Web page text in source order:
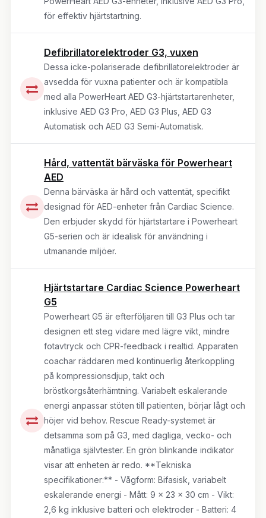
för effektiv hjärtstartning.
Defibrillatorelektroder G3, vuxen
Dessa icke-polariserade defibrillatorelektroder är
avsedda för vuxna patienter och är kompatibla
med alla PowerHeart AED G3-hjärtstartarenheter,
inklusive AED G3 Pro, AED G3 Plus, AED G3
Automatisk och AED G3 Semi-Automatisk.
Hård, vattentät bärväska för Powerheart
AED
Denna bärväska är hård och vattentät, specifikt
designad för AED-enheter från Cardiac Science.
Den erbjuder skydd för hjärtstartare i Powerheart
G5-serien och är idealisk för användning i
utmanande miljöer.
Hjärtstartare Cardiac Science Powerheart
G5
Powerheart G5 är efterföljaren till G3 Plus och tar
designen ett steg vidare med lägre vikt, mindre
fotavtryck och CPR-feedback i realtid. Apparaten
coachar räddaren med kontinuerlig återkoppling
på kompressionsdjup, takt och
bröstkorgsåterhämtning. Variabelt eskalerande
energi anpassar stöten till patienten, börjar lågt och
höjer vid behov. Rescue Ready-systemet är
detsamma som på G3, med dagliga, vecko- och
månatliga självtester. En grön blinkande indikator
visar att enheten är redo. **Tekniska
specifikationer:** - Vågform: Bifasisk, variabelt
eskalerande energi - Mått: 9 x 23 x 30 cm - Vikt:
2,6 kg inklusive batteri och elektroder - Batteri: 4